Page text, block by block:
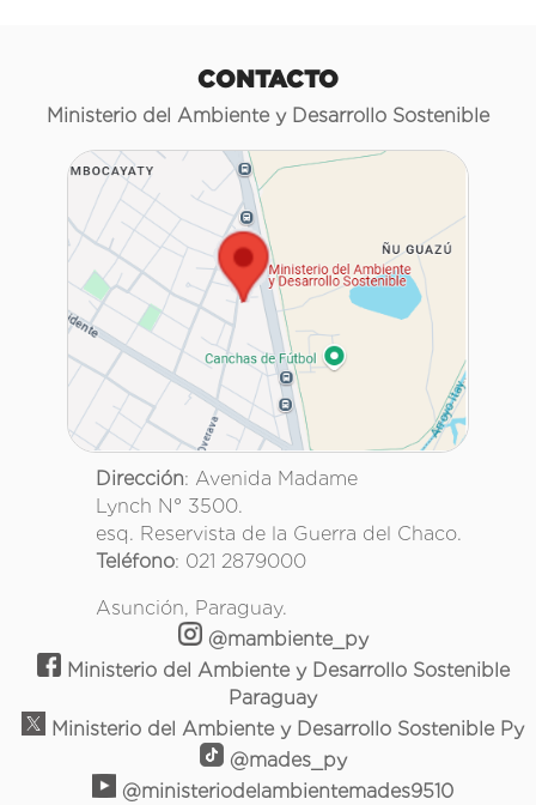
CONTACTO
Ministerio del Ambiente y Desarrollo Sostenible
Dirección: Avenida Madame
Lynch N° 3500.
esq. Reservista de la Guerra del Chaco.
Teléfono: 021 2879000
Asunción, Paraguay.
@mambiente_py
Ministerio del Ambiente y Desarrollo Sostenible
Paraguay
Ministerio del Ambiente y Desarrollo Sostenible Py
@mades_py
@ministeriodelambientemades9510